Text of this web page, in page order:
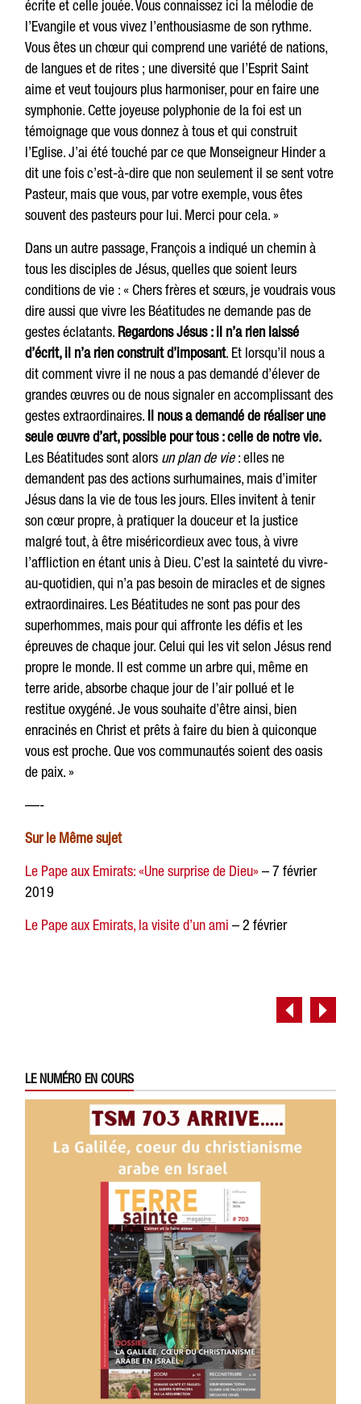
écrite et celle jouée. Vous connaissez ici la mélodie de
l’Evangile et vous vivez l’enthousiasme de son rythme.
Vous êtes un chœur qui comprend une variété de nations,
de langues et de rites ; une diversité que l’Esprit Saint
aime et veut toujours plus harmoniser, pour en faire une
symphonie. Cette joyeuse polyphonie de la foi est un
témoignage que vous donnez à tous et qui construit
l’Eglise. J’ai été touché par ce que Monseigneur Hinder a
dit une fois c’est-à-dire que non seulement il se sent votre
Pasteur, mais que vous, par votre exemple, vous êtes
souvent des pasteurs pour lui. Merci pour cela. »
Dans un autre passage, François a indiqué un chemin à
tous les disciples de Jésus, quelles que soient leurs
conditions de vie : « Chers frères et sœurs, je voudrais vous
dire aussi que vivre les Béatitudes ne demande pas de
gestes éclatants. Regardons Jésus : il n’a rien laissé
d’écrit, il n’a rien construit d’imposant. Et lorsqu’il nous a
dit comment vivre il ne nous a pas demandé d’élever de
grandes œuvres ou de nous signaler en accomplissant des
gestes extraordinaires. Il nous a demandé de réaliser une
seule œuvre d’art, possible pour tous : celle de notre vie.
Les Béatitudes sont alors un plan de vie: elles ne
demandent pas des actions surhumaines, mais d’imiter
Jésus dans la vie de tous les jours. Elles invitent à tenir
son cœur propre, à pratiquer la douceur et la justice
malgré tout, à être miséricordieux avec tous, à vivre
l’affliction en étant unis à Dieu. C’est la sainteté du vivre-
au-quotidien, qui n’a pas besoin de miracles et de signes
extraordinaires. Les Béatitudes ne sont pas pour des
superhommes, mais pour qui affronte les défis et les
épreuves de chaque jour. Celui qui les vit selon Jésus rend
propre le monde. Il est comme un arbre qui, même en
terre aride, absorbe chaque jour de l’air pollué et le
restitue oxygéné. Je vous souhaite d’être ainsi, bien
enracinés en Christ et prêts à faire du bien à quiconque
vous est proche. Que vos communautés soient des oasis
de paix. »
—-
Sur le Même sujet
Le Pape aux Emirats: «Une surprise de Dieu»– 7 février
2019
Le Pape aux Emirats, la visite d’un ami – 2 février
LE NUMÉRO EN COURS